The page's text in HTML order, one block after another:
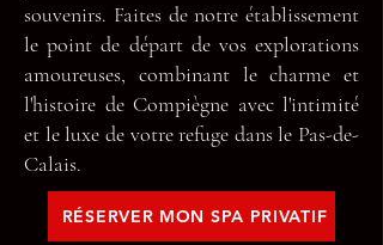
souvenirs. Faites de notre établissement
le point de départ de vos explorations
amoureuses, combinant le charme et
l'histoire de Compiègne avec l'intimité
et le luxe de votre refuge dans le Pas-de-
Calais.
RÉSERVER MON SPA PRIVATIF